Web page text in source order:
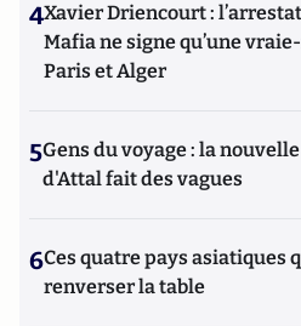
4Xavier Driencourt :
Mafia ne signe qu’une
Paris et Alger
5Gens du voyage : la
d'Attal fait des vagues
6Ces quatre pays asiatiques
renverser la table